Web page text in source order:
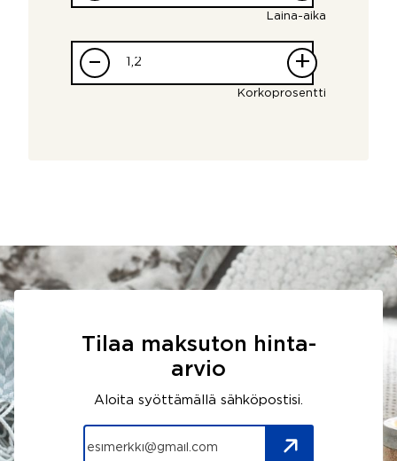
Laina-aika
– +
Korkoprosentti
Tilaa maksuton hinta-
arvio
Aloita syöttämällä sähköpostisi.